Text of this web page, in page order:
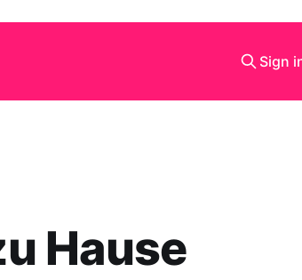
Sign
Hause